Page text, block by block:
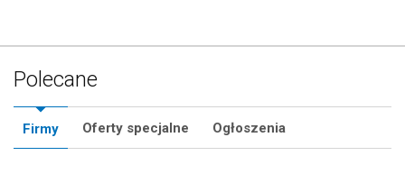
Polecane
Firmy Oferty specjalne Ogłoszenia